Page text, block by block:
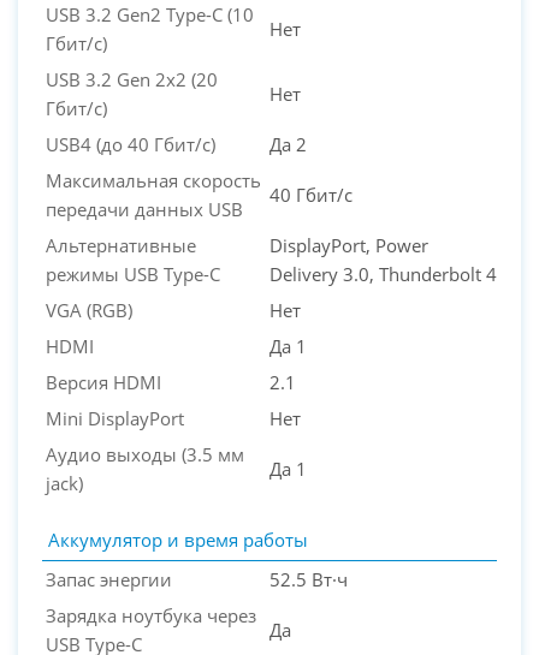
USB 3.2 Gen2 Type-C (10
Гбит/с)
Нет
USB 3.2 Gen 2x2 (20
Гбит/с)
Нет
USB4 (до 40 Гбит/с)
Да 2
Максимальная скорость
передачи данных USB
40 Гбит/с
Альтернативные
режимы USB Type-C
DisplayPort, Power
Delivery 3.0, Thunderbolt 4
VGA (RGB)
Нет
HDMI
Да 1
Версия HDMI
2.1
Mini DisplayPort
Нет
Аудио выходы (3.5 мм
jack)
Да 1
Аккумулятор и время работы
Запас энергии
52.5 Вт·ч
Зарядка ноутбука через
USB Type-C
Да